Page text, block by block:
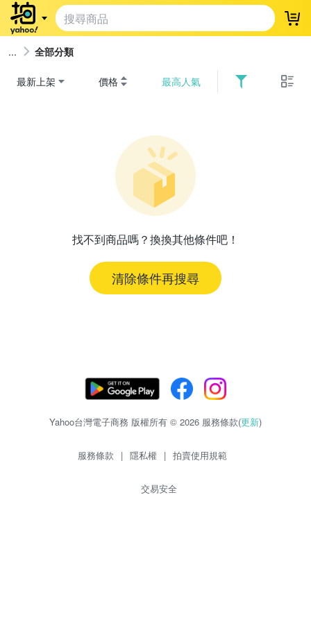
登
全部分類
最新上架 價格 最高人氣
找不到商品嗎？換換其他條件吧！
清除條件再搜尋
Yahoo台灣電子商務 版權所有 © 2026 服務條款(更新)
服務條款 | 隱私權 | 拍賣使用規範
交易安全